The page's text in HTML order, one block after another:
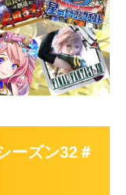
ーズン32＃